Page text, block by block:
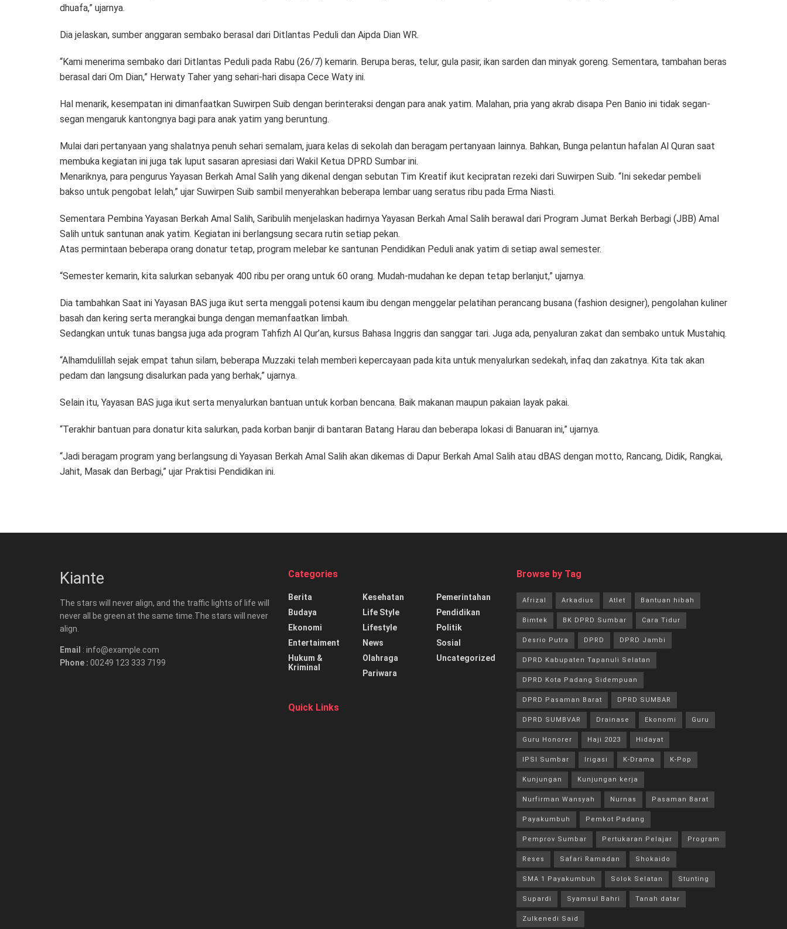
dhuafa,” ujarnya.
Dia jelaskan, sumber anggaran sembako berasal dari Ditlantas Peduli dan Aipda Dian WR.
“Kami menerima sembako dari Ditlantas Peduli pada Rabu (26/7) kemarin. Berupa beras, telur, gula pasir, ikan sarden dan minyak goreng. Sementara, tambahan beras
berasal dari Om Dian,” Herwaty Taher yang sehari-hari disapa Cece Waty ini.
Hal menarik, kesempatan ini dimanfaatkan Suwirpen Suib dengan berinteraksi dengan para anak yatim. Malahan, pria yang akrab disapa Pen Banio ini tidak segan-
segan mengaruk kantongnya bagi para anak yatim yang beruntung.
Mulai dari pertanyaan yang shalatnya penuh sehari semalam, juara kelas di sekolah dan beragam pertanyaan lainnya. Bahkan, Bunga pelantun hafalan Al Quran saat
membuka kegiatan ini juga tak luput sasaran apresiasi dari Wakil Ketua DPRD Sumbar ini.
Menariknya, para pengurus Yayasan Berkah Amal Salih yang dikenal dengan sebutan Tim Kreatif ikut kecipratan rezeki dari Suwirpen Suib. “Ini sekedar pembeli
bakso untuk pengobat lelah,” ujar Suwirpen Suib sambil menyerahkan beberapa lembar uang seratus ribu pada Erma Niasti.
Sementara Pembina Yayasan Berkah Amal Salih, Saribulih menjelaskan hadirnya Yayasan Berkah Amal Salih berawal dari Program Jumat Berkah Berbagi (JBB) Amal
Salih untuk santunan anak yatim. Kegiatan ini berlangsung secara rutin setiap pekan.
Atas permintaan beberapa orang donatur tetap, program melebar ke santunan Pendidikan Peduli anak yatim di setiap awal semester.
“Semester kemarin, kita salurkan sebanyak 400 ribu per orang untuk 60 orang. Mudah-mudahan ke depan tetap berlanjut,” ujarnya.
Dia tambahkan Saat ini Yayasan BAS juga ikut serta menggali potensi kaum ibu dengan menggelar pelatihan perancang busana (fashion designer), pengolahan kuliner
basah dan kering serta merangkai bunga dengan memanfaatkan limbah.
Sedangkan untuk tunas bangsa juga ada program Tahfizh Al Qur’an, kursus Bahasa Inggris dan sanggar tari. Juga ada, penyaluran zakat dan sembako untuk Mustahiq.
“Alhamdulillah sejak empat tahun silam, beberapa Muzzaki telah memberi kepercayaan pada kita untuk menyalurkan sedekah, infaq dan zakatnya. Kita tak akan
pedam dan langsung disalurkan pada yang berhak,” ujarnya.
Selain itu, Yayasan BAS juga ikut serta menyalurkan bantuan untuk korban bencana. Baik makanan maupun pakaian layak pakai.
“Terakhir bantuan para donatur kita salurkan, pada korban banjir di bantaran Batang Harau dan beberapa lokasi di Banuaran ini,” ujarnya.
“Jadi beragam program yang berlangsung di Yayasan Berkah Amal Salih akan dikemas di Dapur Berkah Amal Salih atau dBAS dengan motto, Rancang, Didik, Rangkai,
Jahit, Masak dan Berbagi,” ujar Praktisi Pendidikan ini.
Kiante
The stars will never align, and the traffic lights of life will
never all be green at the same time.The stars will never
align.
Email : info@example.com
Phone : 00249 123 333 7199
Categories
Berita
Budaya
Ekonomi
Entertaiment
Hukum &
Kriminal
Kesehatan
Life Style
Lifestyle
News
Olahraga
Pariwara
Pemerintahan
Pendidikan
Politik
Sosial
Uncategorized
Quick Links
Browse by Tag
Afrizal Arkadius Atlet Bantuan hibah
Bimtek BK DPRD Sumbar Cara Tidur
Desrio Putra DPRD DPRD Jambi
DPRD Kabupaten Tapanuli Selatan
DPRD Kota Padang Sidempuan
DPRD Pasaman Barat DPRD SUMBAR
DPRD SUMBVAR Drainase Ekonomi Guru
Guru Honorer Haji 2023 Hidayat
IPSI Sumbar Irigasi K-Drama K-Pop
Kunjungan Kunjungan kerja
Nurfirman Wansyah Nurnas Pasaman Barat
Payakumbuh Pemkot Padang
Pemprov Sumbar Pertukaran Pelajar Program
Reses Safari Ramadan Shokaido
SMA 1 Payakumbuh Solok Selatan Stunting
Supardi Syamsul Bahri Tanah datar
Zulkenedi Said